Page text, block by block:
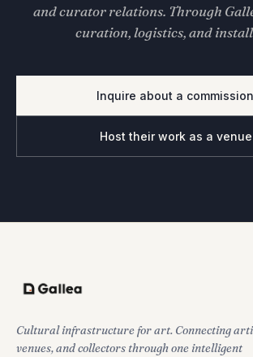
and curator relations. Through
curation, logistics, and
Inquire about a commission
Host their work as a venue
Cultural infrastructure for art. Connecting
venues, and collectors through one intelligent